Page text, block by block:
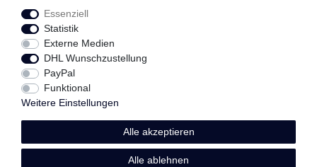
Impressum
Widerrufs­recht Vertrag widerrufen
© Copyright 2026 | Alle Rechte vorbehalten.
Essenziell
Statistik
Externe Medien
DHL Wunschzustellung
PayPal
Funktional
Weitere Einstellungen
Alle akzeptieren
Alle ablehnen